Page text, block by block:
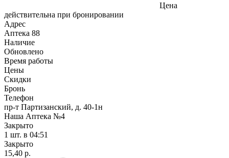
Цена
действительна при бронировании
Адрес
Аптека 88
Наличие
Обновлено
Время работы
Цены
Скидки
Бронь
Телефон
пр-т Партизанский, д. 40-1н
Наша Аптека №4
Закрыто
1 шт. в 04:51
Закрыто
15,40 р.